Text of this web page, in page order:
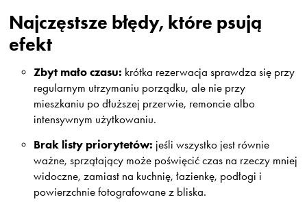
Najczęstsze błędy, które psują
efekt
Zbyt mało czasu: krótka rezerwacja sprawdza się przy
regularnym utrzymaniu porządku, ale nie przy
mieszkaniu po dłuższej przerwie, remoncie albo
intensywnym użytkowaniu.
Brak listy priorytetów: jeśli wszystko jest równie
ważne, sprzątający może poświęcić czas na rzeczy mniej
widoczne, zamiast na kuchnię, łazienkę, podłogi i
powierzchnie fotografowane z bliska.